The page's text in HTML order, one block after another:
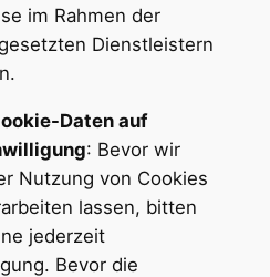
im Rahmen der
Dienstleistern
Daten auf
: Bevor wir
Nutzung von Cookies
lassen, bitten
jederzeit
Bevor die